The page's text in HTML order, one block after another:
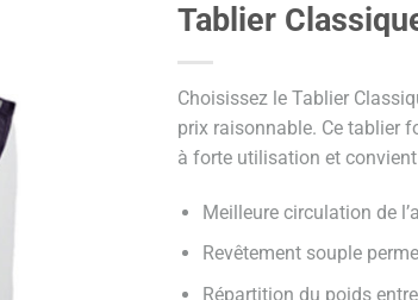
Tablier
Choisissez le Tablier
prix raisonnable. Ce tablier
à forte utilisation et
Meilleure circulation de
Revêtement souple
Répartition du poids